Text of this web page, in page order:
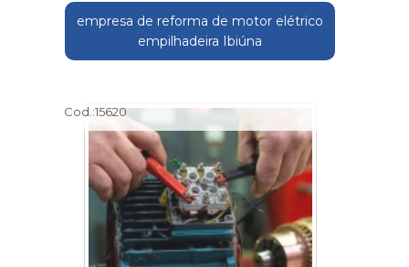
empresa de reforma de motor elétrico
empilhadeira Ibiúna
Cod.:15620